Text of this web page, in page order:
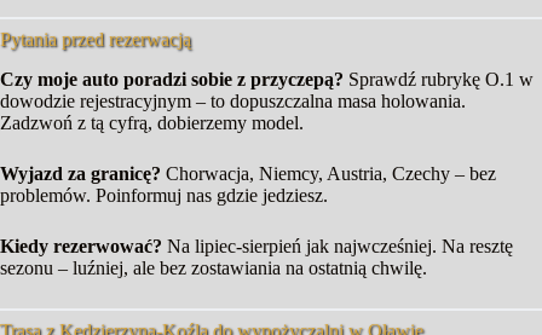
Pytania przed rezerwacją
Czy moje auto poradzi sobie z przyczepą? Sprawdź rubrykę O.1 w
dowodzie rejestracyjnym – to dopuszczalna masa holowania.
Zadzwoń z tą cyfrą, dobierzemy model.
Wyjazd za granicę? Chorwacja, Niemcy, Austria, Czechy – bez
problemów. Poinformuj nas gdzie jedziesz.
Kiedy rezerwować? Na lipiec-sierpień jak najwcześniej. Na resztę
sezonu – luźniej, ale bez zostawiania na ostatnią chwilę.
Trasa z Kędzierzyna-Koźla do wypożyczalni w Oławie